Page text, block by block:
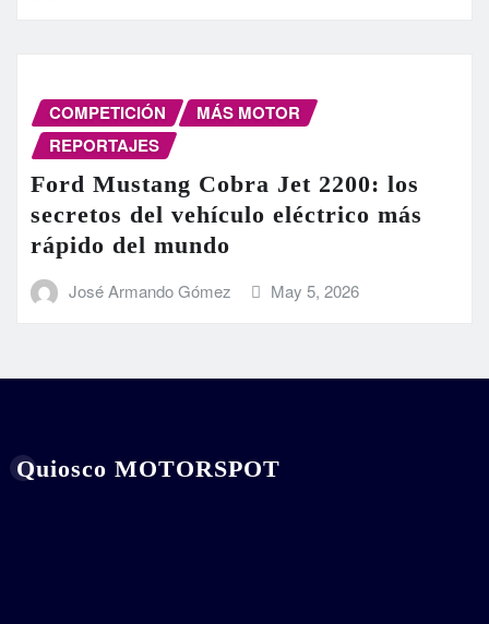
COMPETICIÓN
MÁS MOTOR
REPORTAJES
Ford Mustang Cobra Jet 2200: los
secretos del vehículo eléctrico más
rápido del mundo
José Armando Gómez May 5, 2026
Quiosco MOTORSPOT